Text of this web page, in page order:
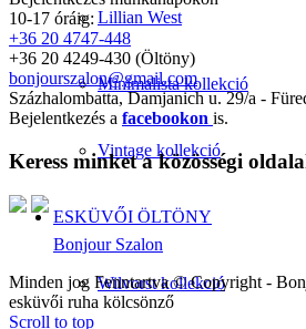
Lillian West
Minimalista kollekció
Vintage kollekció
ESKÜVŐI ÖLTÖNY
Wilvorst kollekció
10-17 óráig:
+36 20 4747-448
+36 20 4249-430 (Öltöny)
bonjourszalon@gmail.com
Százhalombatta, Damjanich u. 29/a -
Bejelentkezés a facebookon is.
Keress minket a közösségi
Bonjour Szalon
Minden jog Fenntartva © Copyright -
esküvői ruha kölcsönző
Scroll to top